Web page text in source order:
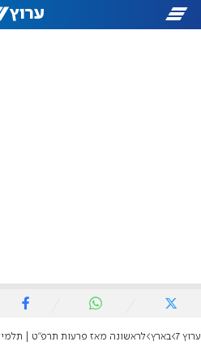
ערוץ 7 בארץ לראשונה מאז פרעות תרפ"ט | תלמידי ישיבת